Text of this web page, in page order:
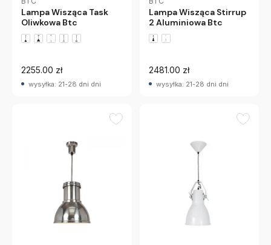
Lampa Wisząca Task
Oliwkowa Btc
2255.00 zł
wysyłka: 21-28 dni dni
Lampa Wisząca Stirrup
2 Aluminiowa Btc
2481.00 zł
wysyłka: 21-28 dni dni